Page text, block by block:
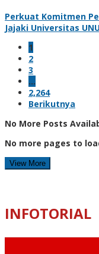
Perkuat Komitmen
Jajaki Universitas
1
2
3
…
2,264
Berikutnya
No More Posts
No more pages to
View More
INFOTORIAL